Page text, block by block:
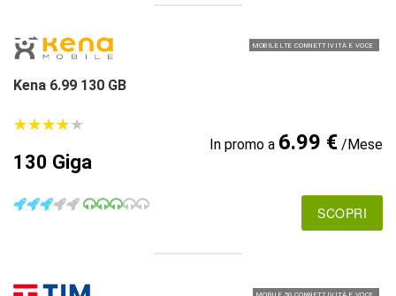
MOBILE LTE CONNETTIVITÀ E VOCE
Kena 6.99 130 GB
★★★★★
★★★★★
130 Giga
In promo a 6.99 €/Mese
SCOPRI
MOBILE 5G CONNETTIVITÀ E VOCE